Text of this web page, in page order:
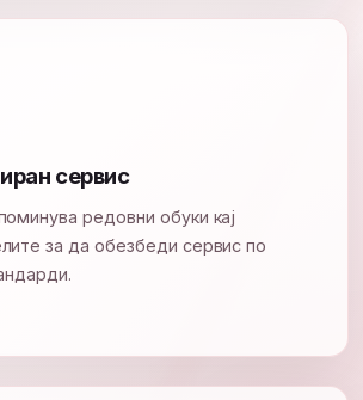
сервис
редовни обуки кај
за да обезбеди сервис по